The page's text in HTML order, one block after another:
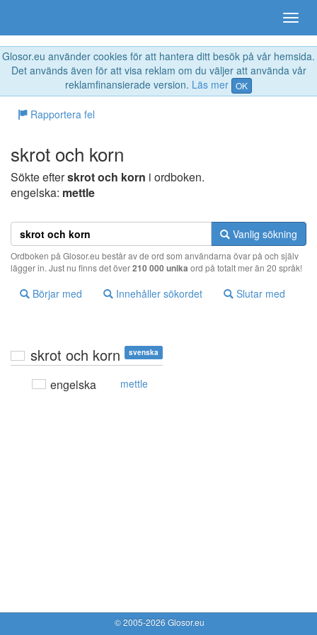
Glosor.eu använder cookies för att hantera ditt besök på vår hemsida.
Det används även för att visa reklam om du väljer att använda vår
reklamfinansierade version. Läs mer OK
Rapportera fel
skrot och korn
Sökte efterskrot och korn i ordboken.
engelska: mettle
Vanlig sökning
Ordboken på Glosor.eu består av de ord som användarna övar på och själv
lägger in. Just nu finns det över210 000 unika ord på totalt mer än 20 språk!
Börjar med Innehåller sökordet Slutar med
skrot och korn svenska
engelska mettle
© 2005-2026 Glosor.eu